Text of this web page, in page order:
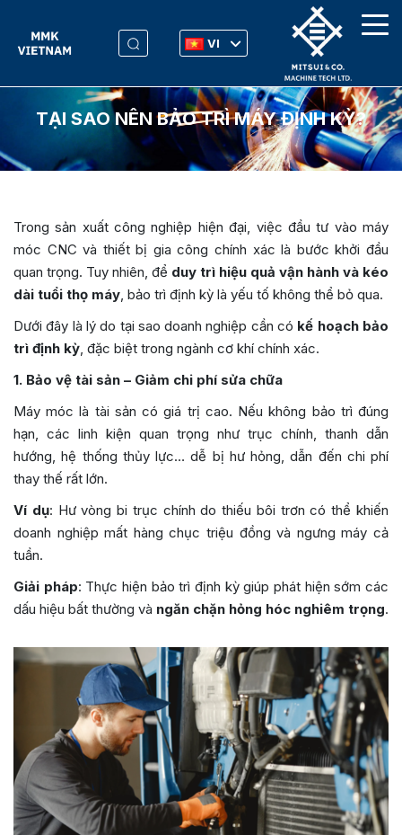
VI
TẠI SAO NÊN BẢO TRÌ MÁY ĐỊNH KỲ?
Trong sản xuất công nghiệp hiện đại, việc đầu tư vào máy
móc CNC và thiết bị gia công chính xác là bước khởi đầu
quan trọng. Tuy nhiên, để duy trì hiệu quả vận hành và kéo
dài tuổi thọ máy, bảo trì định kỳ là yếu tố không thể bỏ qua.
Dưới đây là lý do tại sao doanh nghiệp cần có kế hoạch bảo
trì định kỳ, đặc biệt trong ngành cơ khí chính xác.
1. Bảo vệ tài sản – Giảm chi phí sửa chữa
Máy móc là tài sản có giá trị cao. Nếu không bảo trì đúng
hạn, các linh kiện quan trọng như trục chính, thanh dẫn
hướng, hệ thống thủy lực… dễ bị hư hỏng, dẫn đến chi phí
thay thế rất lớn.
Ví dụ: Hư vòng bi trục chính do thiếu bôi trơn có thể khiến
doanh nghiệp mất hàng chục triệu đồng và ngưng máy cả
tuần.
Giải pháp: Thực hiện bảo trì định kỳ giúp phát hiện sớm các
dấu hiệu bất thường và ngăn chặn hỏng hóc nghiêm trọng.